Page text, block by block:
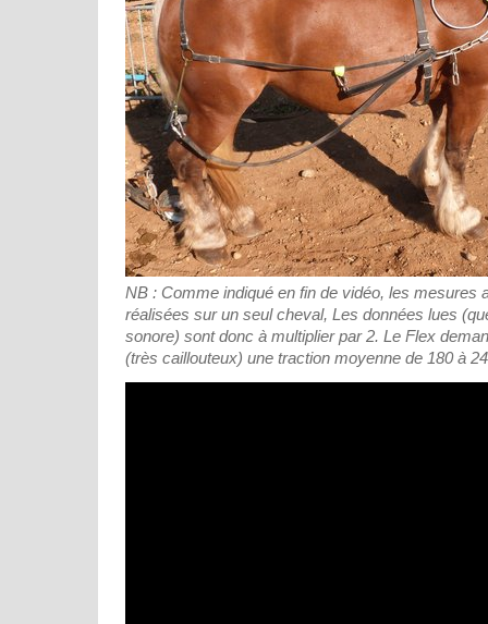
NB : Comme indiqué en fin de vidéo, les mesures
réalisées sur un seul cheval, Les données lues
sonore) sont donc à multiplier par 2. Le Flex
(très caillouteux) une traction moyenne de 180 à